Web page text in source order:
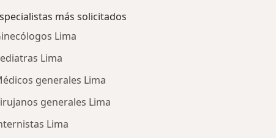
más solicitados
Lima
Lima
generales Lima
generales Lima
Lima